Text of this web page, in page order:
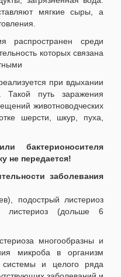
мягкие сыры, а
распространен среди
которых связана
при вдыхании
Такой путь заражения
животноводческих
шерсти, шкур, пуха,
бактерионосителя
не передается!
заболевания
подострый листериоз
листериоз (дольше 6
многообразны и
микроба в организм
системы и целого ряда